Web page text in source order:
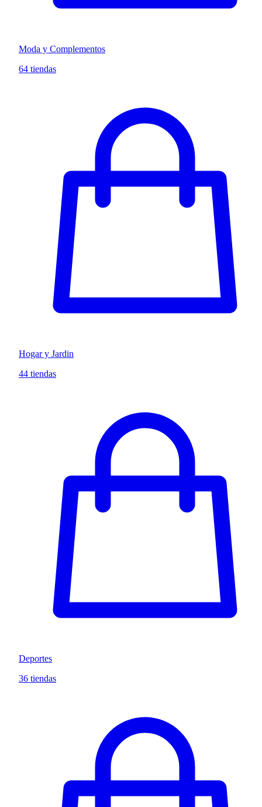
Moda y Complementos
64 tiendas
Hogar y Jardin
44 tiendas
Deportes
36 tiendas